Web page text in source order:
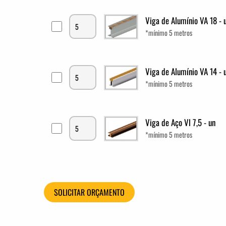
Viga de Alumínio VA 18 -
*mínimo 5 metros
Viga de Alumínio VA 14 -
*mínimo 5 metros
Viga de Aço Vl 7,5 - un
*mínimo 5 metros